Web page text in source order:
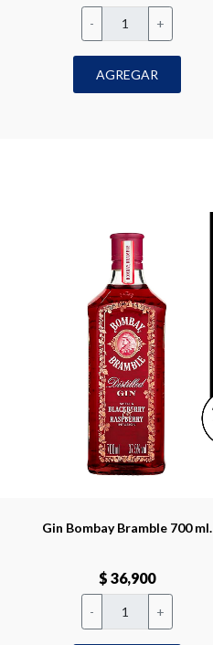
- +
AGREGAR
Gin Bombay Bramble 700 ml.
$ 36,900
- +